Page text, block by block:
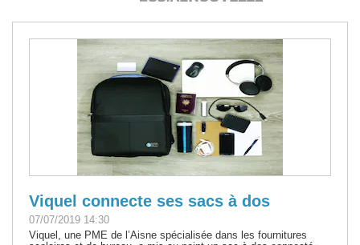
Viquel connecte ses sacs à dos
07/07/2019 14:30
Viquel, une PME de l’Aisne spécialisée dans les fournitures